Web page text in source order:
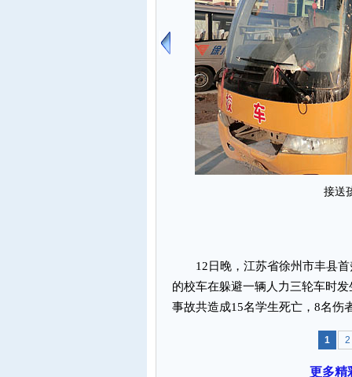
接送
12日晚，江苏省徐州市丰县首
的校车在躲避一辆人力三轮车时
事故共造成15名学生死亡，8名伤
1 2
更多精